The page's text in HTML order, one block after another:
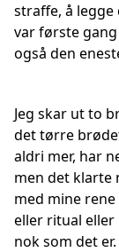
straffe, å
var første
også den
Jeg skar ut to
det tørre
aldri mer, har
men det klarte
med mine
eller ritual eller
nok som det